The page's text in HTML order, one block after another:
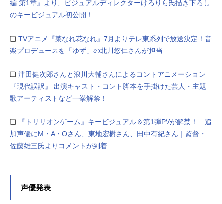
編 第1章』より、ビジュアルディレクターけろりら氏描き下ろし
のキービジュアル初公開！
❏ TVアニメ『菜なれ花なれ』7月よりテレ東系列で放送決定！音
楽プロデュースを「ゆず」の北川悠仁さんが担当
❏ 津田健次郎さんと浪川大輔さんによるコントアニメーション
『現代誤訳』 出演キャスト・コント脚本を手掛けた芸人・主題
歌アーティストなど一挙解禁！
❏
『トリリオンゲーム』キービジュアル＆第1弾PVが解禁！ 追
加声優にM・A・Oさん、東地宏樹さん、⽥中有紀さん｜監督・
佐藤雄三氏よりコメントが到着
声優発表